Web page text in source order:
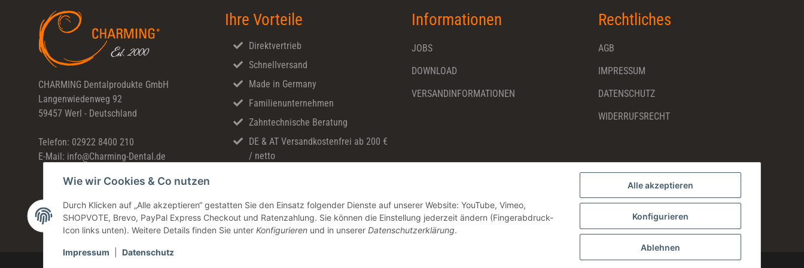
Alle akzeptieren
Konfigurieren
Ablehnen
Wie wir Cookies & Co nutzen
Durch Klicken auf „Alle akzeptieren“ gestatten Sie den Einsatz folgender Dienste auf unserer Website: YouTube, Vimeo,
SHOPVOTE, Brevo, PayPal Express Checkout und Ratenzahlung. Sie können die Einstellung jederzeit ändern (Fingerabdruck-
Icon links unten). Weitere Details finden Sie unter Konfigurieren und in unserer Datenschutzerklärung.
Impressum Datenschutz
CHARMING Dentalprodukte GmbH
Langenwiedenweg 92
59457 Werl - Deutschland
Telefon: 02922 8400 210
E-Mail: info@Charming-Dental.de
Ihre Vorteile
Direktvertrieb
Schnellversand
Made in Germany
Familienunternehmen
Zahntechnische Beratung
DE & AT Versandkostenfrei ab 200 €
/ netto
Informationen
JOBS
DOWNLOAD
VERSANDINFORMATIONEN
Rechtliches
AGB
IMPRESSUM
DATENSCHUTZ
WIDERRUFSRECHT
* Alle Preise zzgl. gesetzlicher USt., zzgl.